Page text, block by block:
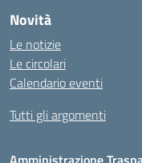
Novità
Le notizie
Le circolari
Calendario eventi
Tutti gli argomenti